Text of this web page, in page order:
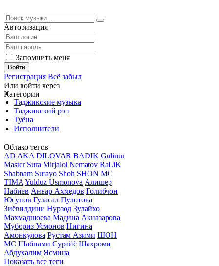
Авторизация
Запомнить меня
Войти
Регистрация Всё забыл
Или войти через
Категории
Таджикские музыка
Таджикский рэп
Туёна
Исполнители
Облако тегов
AD AKA DILOVAR BADIK Gulinur
Master Sura Mirjalol Nematov RaLiK
Shabnam Surayo Shoh SHON MC
TIMA Yulduz Usmonova Алишер
Набиев Анвар Ахмедов Голибчон
Юсупов Гуласал Пулотова
Зиёвиддини Нурзод Зулайхо
Махмадшоева Мадина Акназарова
Мубориз Усмонов Нигина
Амонкулова Рустам Азими ШОН
МС Шабнами Сурайё Шахроми
Абдухалим Ясмина
Показать все теги